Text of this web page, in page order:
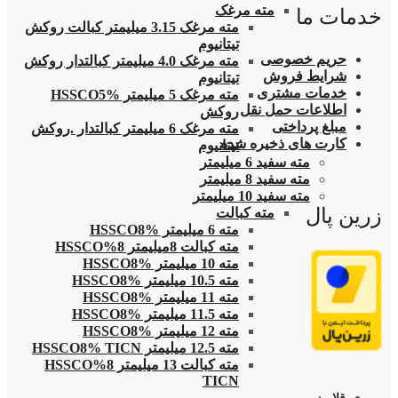
مته مرغک
مته مرغک 3.15 میلیمتر کبالت روکش
تیتانیوم
مته مرغک 4.0 میلیمتر کبالتدار روکش
تیتانیوم
مته مرغک 5 میلیمتر HSSCO5%
روکش
مته مرغک 6 میلیمتر کبالتدار .روکش
تیتانیوم
مته سفید 6 میلیمتر
مته سفید 8 میلیمتر
مته سفید 10 میلیمتر
مته کبالت
مته 6 میلیمتر HSSCO8%
مته کبالت 8میلیمتر 8%HSSCO
مته 10 میلیمتر HSSCO8%
مته 10.5 میلیمتر HSSCO8%
مته 11 میلیمتر HSSCO8%
مته 11.5 میلیمتر HSSCO8%
مته 12 میلیمتر HSSCO8%
مته 12.5 میلیمتر HSSCO8% TICN
مته کبالت 13 میلیمتر 8%HSSCO
TICN
خدمات ما
حریم خصوصی
شرایط فروش
خدمات مشتری
اطلاعات حمل نقل
مبلغ پرداختی
کارت های ذخیره شده
زرین پال